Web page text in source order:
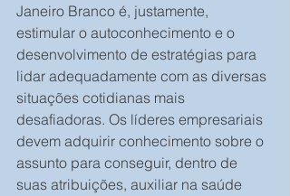
Janeiro Branco é, justamente,
estimular o autoconhecimento e o
desenvolvimento de estratégias para
lidar adequadamente com as diversas
situações cotidianas mais
desafiadoras. Os líderes empresariais
devem adquirir conhecimento sobre o
assunto para conseguir, dentro de
suas atribuições, auxiliar na saúde